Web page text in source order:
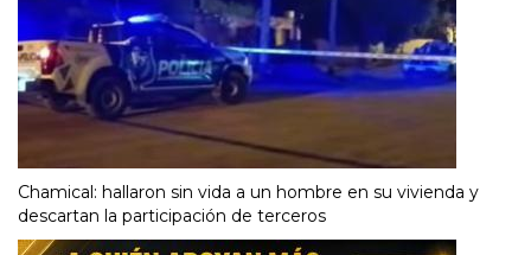
Chamical: hallaron sin vida a un hombre en su vivienda y
descartan la participación de terceros